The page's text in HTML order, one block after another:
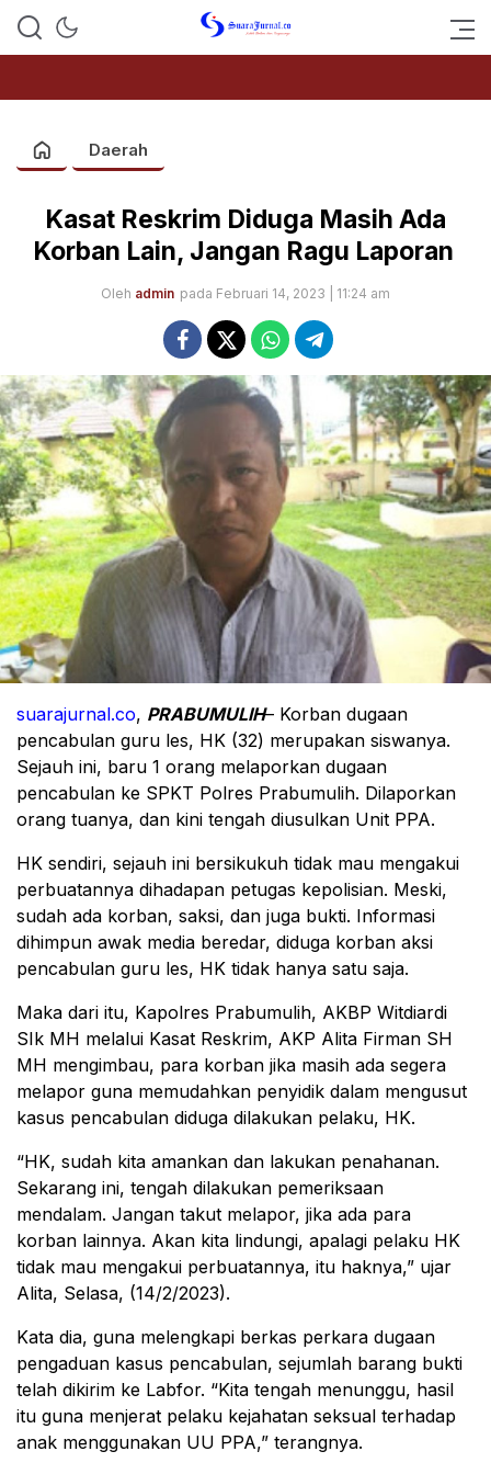
SUARAJURNAL.CO
Daerah
Kasat Reskrim Diduga Masih Ada
Korban Lain, Jangan Ragu Laporan
Oleh admin pada Februari 14, 2023 | 11:24 am
suarajurnal.co, PRABUMULIH– Korban dugaan
pencabulan guru les, HK (32) merupakan siswanya.
Sejauh ini, baru 1 orang melaporkan dugaan
pencabulan ke SPKT Polres Prabumulih. Dilaporkan
orang tuanya, dan kini tengah diusulkan Unit PPA.
HK sendiri, sejauh ini bersikukuh tidak mau mengakui
perbuatannya dihadapan petugas kepolisian. Meski,
sudah ada korban, saksi, dan juga bukti. Informasi
dihimpun awak media beredar, diduga korban aksi
pencabulan guru les, HK tidak hanya satu saja.
Maka dari itu, Kapolres Prabumulih, AKBP Witdiardi
SIk MH melalui Kasat Reskrim, AKP Alita Firman SH
MH mengimbau, para korban jika masih ada segera
melapor guna memudahkan penyidik dalam mengusut
kasus pencabulan diduga dilakukan pelaku, HK.
“HK, sudah kita amankan dan lakukan penahanan.
Sekarang ini, tengah dilakukan pemeriksaan
mendalam. Jangan takut melapor, jika ada para
korban lainnya. Akan kita lindungi, apalagi pelaku HK
tidak mau mengakui perbuatannya, itu haknya,” ujar
Alita, Selasa, (14/2/2023).
Kata dia, guna melengkapi berkas perkara dugaan
pengaduan kasus pencabulan, sejumlah barang bukti
telah dikirim ke Labfor. “Kita tengah menunggu, hasil
itu guna menjerat pelaku kejahatan seksual terhadap
anak menggunakan UU PPA,” terangnya.